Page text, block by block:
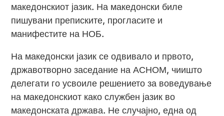
македонскиот јазик. На македонски биле
пишувани преписките, прогласите и
манифестите на НОБ.
На македонски јазик се одвивало и првото,
државотворно заседание на АСНОМ, чиишто
делегати го усвоиле решението за воведување
на македонскиот како службен јазик во
македонската држава. Не случајно, една од